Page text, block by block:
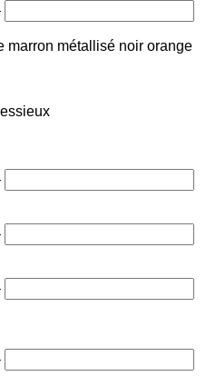
marron métallisé noir orange